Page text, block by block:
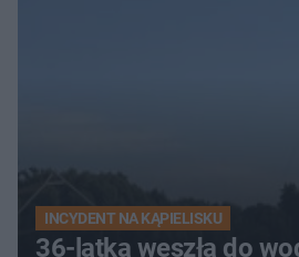
INCYDENT NA KĄPIELISKU
36-latka weszła do